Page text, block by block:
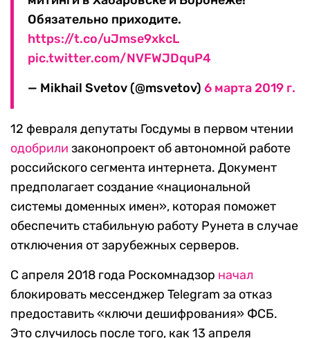
Обязательно приходите.
https://t.co/uJmse9xkcL
pic.twitter.com/NVFWJDquP4
— Mikhail Svetov (@msvetov) 6 марта 2019 г.
12 февраля депутаты Госдумы в первом чтении
одобрили законопроект об автономной работе
российского сегмента интернета. Документ
предполагает создание «национальной
системы доменных имен», которая поможет
обеспечить стабильную работу Рунета в случае
отключения от зарубежных серверов.
С апреля 2018 года Роскомнадзор начал
блокировать мессенджер Telegram за отказ
предоставить «ключи дешифрования» ФСБ.
Это случилось после того, как 13 апреля